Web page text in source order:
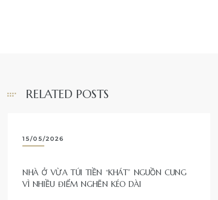
RELATED POSTS
15/05/2026
NHÀ Ở VỪA TÚI TIỀN “KHÁT” NGUỒN CUNG
VÌ NHIỀU ĐIỂM NGHẼN KÉO DÀI